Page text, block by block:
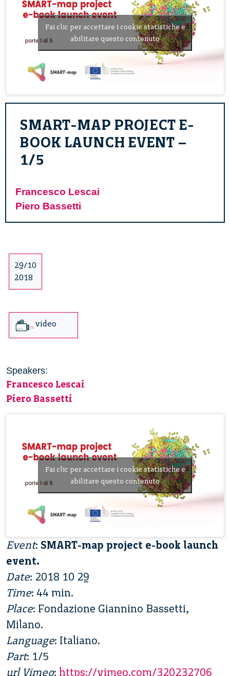
Fai clic per accettare i cookie statistiche e
abilitare questo contenuto
SMART-MAP PROJECT E-
BOOK LAUNCH EVENT –
1/5
Francesco Lescai
Piero Bassetti
29/10
2018
video
Speakers:
Francesco Lescai
Piero Bassetti
Fai clic per accettare i cookie statistiche e
abilitare questo contenuto
Event: SMART-map project e-book launch
event.
Date: 2018 10 29
Time: 44 min.
Place: Fondazione Giannino Bassetti,
Milano.
Language: Italiano.
Part: 1/5
url Vimeo: https://vimeo.com/320232706